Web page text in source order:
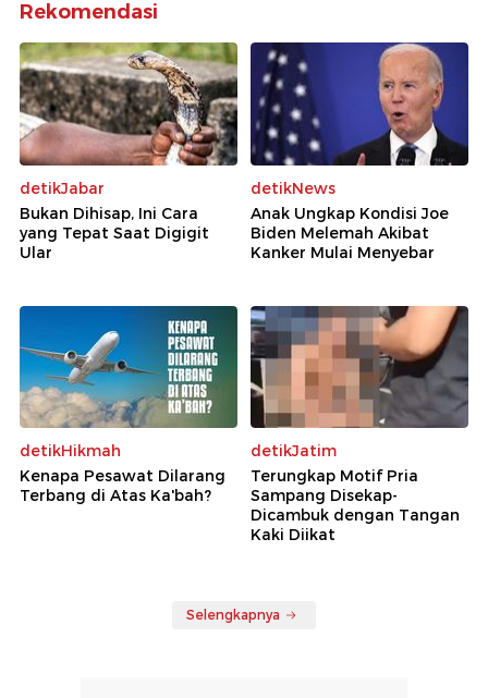
Rekomendasi
detikJabar
Bukan Dihisap, Ini Cara
yang Tepat Saat Digigit
Ular
detikNews
Anak Ungkap Kondisi Joe
Biden Melemah Akibat
Kanker Mulai Menyebar
detikHikmah
Kenapa Pesawat Dilarang
Terbang di Atas Ka'bah?
detikJatim
Terungkap Motif Pria
Sampang Disekap-
Dicambuk dengan Tangan
Kaki Diikat
Selengkapnya